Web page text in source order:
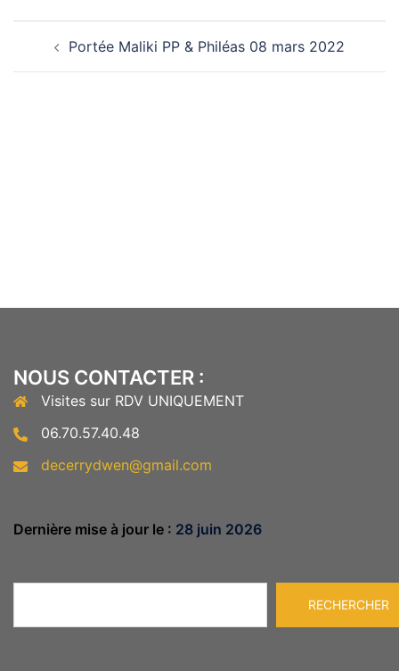
d’articlePortée Maliki PP & Philéas 08 mars 2022
NOUS CONTACTER :
Visites sur RDV UNIQUEMENT
06.70.57.40.48
decerrydwen@gmail.com
Dernière mise à jour le : 28 juin 2026
RECHERCHER